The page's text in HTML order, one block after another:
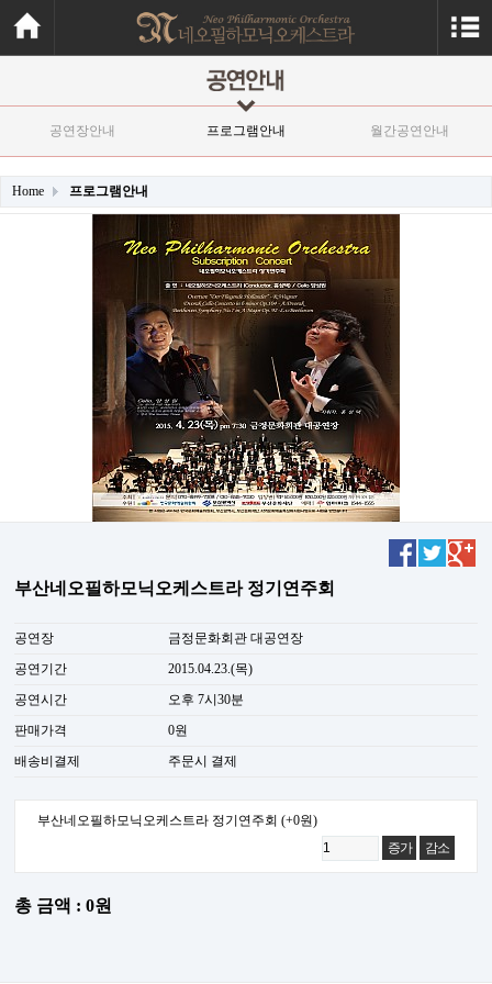
공연장안내 프로그램안내 월간공연안내
Home 프로그램안내
부산네오필하모닉오케스트라 정기연주회
공연장
금정문화회관 대공연장
공연기간
2015.04.23.(목)
공연시간
오후 7시30분
판매가격
0원
배송비결제
주문시 결제
부산네오필하모닉오케스트라 정기연주회 (+0원)
증가
감소
총 금액 : 0원